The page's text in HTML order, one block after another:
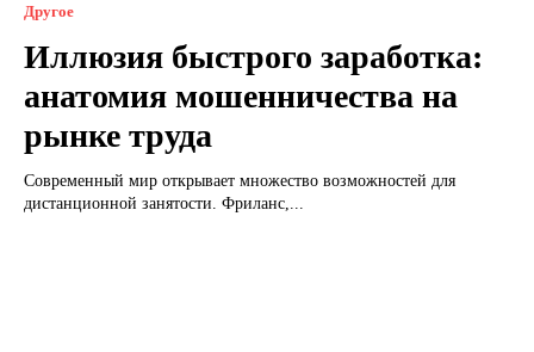
Другое
Иллюзия быстрого заработка:
анатомия мошенничества на
рынке труда
Современный мир открывает множество возможностей для
дистанционной занятости. Фриланс,...